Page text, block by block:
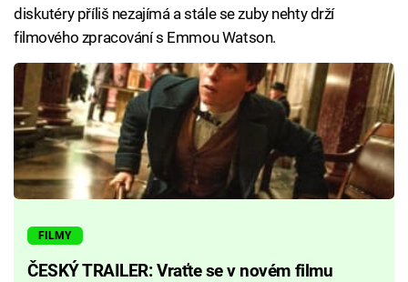
diskutéry příliš nezajímá a stále se zuby nehty drží
filmového zpracování s Emmou Watson.
FILMY
ČESKÝ TRAILER: Vraťte se v novém filmu